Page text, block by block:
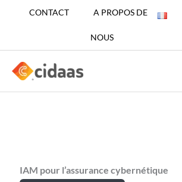
CONTACT A PROPOS DE
NOUS
IAM pour l’assurance cybernétique